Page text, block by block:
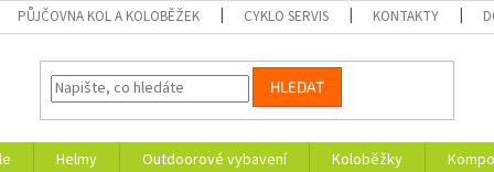
PŮJČOVNA KOL A KOLOBĚŽEK CYKLO SERVIS KONTAKTY
HLEDAT
Helmy Outdoorové vybavení Koloběžky